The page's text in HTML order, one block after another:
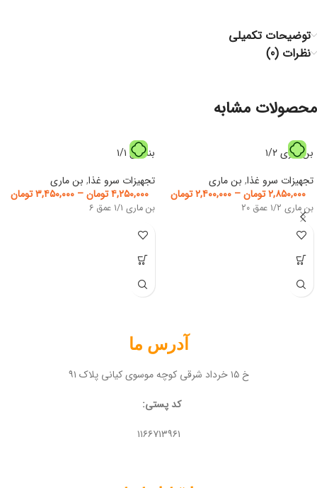
توضیحات تکمیلی
نظرات (0)
محصولات مشابه
بن ماری ۱/۲
تجهیزات سرو غذا, بن ماری
۲,۸۵۰,۰۰۰ تومان – ۲,۴۰۰,۰۰۰ تومان
بن ماری ۱/۲ عمق ۲۰
بنماری ۱/۱
تجهیزات سرو غذا, بن ماری
۴,۲۵۰,۰۰۰ تومان – ۳,۴۵۰,۰۰۰ تومان
بن ماری ۱/۱ عمق ۶
آدرس ما
خ ۱۵ خرداد شرقی کوچه موسوی کیانی پلاک ۹۱
کد پستی:
۱۱۶۶۷۱۳۹۶۱